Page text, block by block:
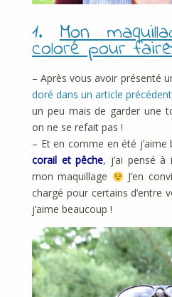
1.Mon
coloré pour
– Après vous avoir présenté
doré dans un article précédent
un peu mais de garder une
on ne se refait pas !
– Et en comme en été
corail et pêche, j’ai pensé à
mon maquillage
J’en
chargé pour certains d’entre
j’aime beaucoup !